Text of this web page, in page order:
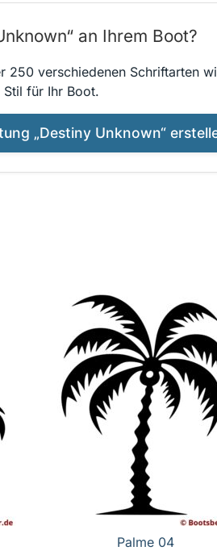
an Ihrem Boot?
verschiedenen Schriftarten
für Ihr Boot.
„Destiny Unknown“
Palme 04